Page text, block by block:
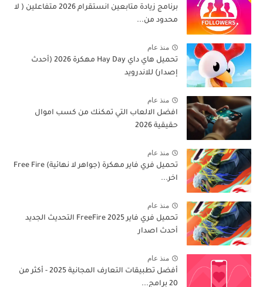
برنامج زيادة متابعين انستقرام 2026 متفاعلين ( لا
محدود من...
منذ عام
تحميل هاي داي Hay Day مهكرة 2026 (أحدث
إصدار) للاندرويد
منذ عام
افضل الالعاب التي تمكنك من كسب اموال
حقيقية 2026
منذ عام
تحميل فري فاير مهكرة (جواهر لا نهائية) Free Fire
اخر...
منذ عام
تحميل فري فاير 2025 FreeFire التحديث الجديد
أحدث اصدار
منذ عام
أفضل تطبيقات التعارف المجانية 2025 - أكثر من
20 برامج...